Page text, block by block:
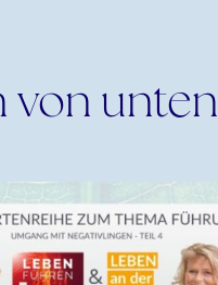
von unten